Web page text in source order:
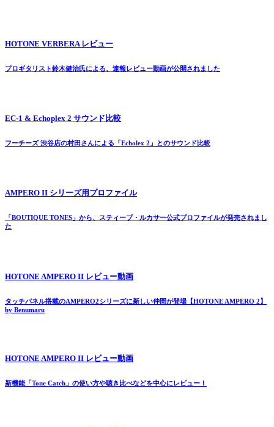
HOTONE VERBERA レビュー
プロギタリスト鈴木健治氏による、速報レビュー動画が公開されました
EC-1 & Echoplex 2 サウンド比較
フーチーズ 渋谷店の村田さんによる「Echolex 2」とのサウンド比較
AMPERO II シリーズ用プロファイル
「BOUTIQUE TONES」から、スティーブ・ルカサー公式プロファイルが発売されまし
た
HOTONE AMPERO II レビュー動画
タッチパネル搭載のAMPERO2シリーズに新しい仲間が登場【HOTONE AMPERO 2】
by Benumaru
HOTONE AMPERO II レビュー動画
新機能「Tone Catch」の使い方や聴き比べなどを中心にレビュー！